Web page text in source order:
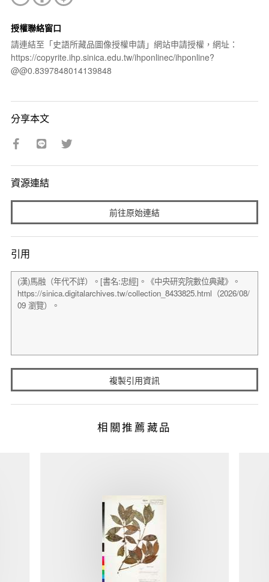
授權聯絡窗口
請連結至「史語所藏品圖像授權申請」網站申請授權，網址：
https://copyrite.ihp.sinica.edu.tw/ihponlinec/ihponline?
@@0.8397848014139848
分享本文
資源連結
前往原始連結
引用
複製引用資訊
相關推薦藏品